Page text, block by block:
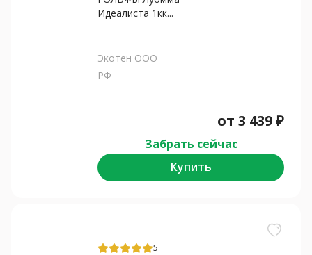
Идеалиста 1кк...
Экотен ООО
РФ
от 3 439₽
Забрать сейчас
Купить
5